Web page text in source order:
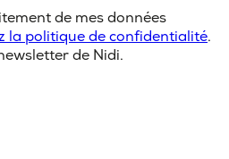
de mes données
la politique de confidentialité.
de Nidi.